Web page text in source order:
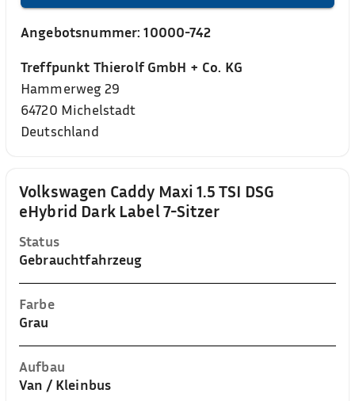
Volkswagen Caddy Maxi 1.5 TSI DSG
eHybrid Dark Label 7-Sitzer
Status
Gebrauchtfahrzeug
Farbe
Grau
Aufbau
Van / Kleinbus
Angebotsnummer:10000-742
Treffpunkt Thierolf GmbH + Co. KG
Hammerweg 29
64720 Michelstadt
Deutschland